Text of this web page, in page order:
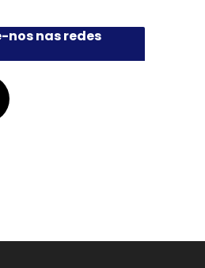
nos nas redes